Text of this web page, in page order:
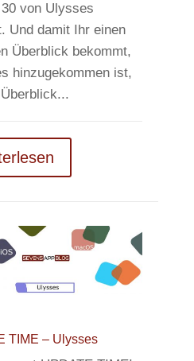
von Ulysses
Und damit Ihr einen
Überblick bekommt,
hinzugekommen ist,
TIME – Ulysses